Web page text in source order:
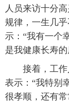
人员来访十分
规律，一生几
示：“我有一个
是我健康长寿的
接着，工作
表示：“我特别
很孝顺，还有